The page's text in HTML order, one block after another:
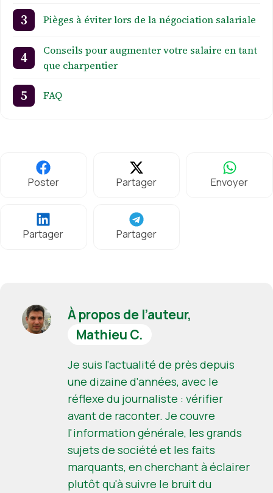
Pièges à éviter lors de la négociation salariale
Conseils pour augmenter votre salaire en tant
que charpentier
FAQ
Poster Partager Envoyer
Partager Partager
À propos de l’auteur,
Mathieu C.
Je suis l'actualité de près depuis
une dizaine d'années, avec le
réflexe du journaliste : vérifier
avant de raconter. Je couvre
l'information générale, les grands
sujets de société et les faits
marquants, en cherchant à éclairer
plutôt qu'à suivre le bruit du